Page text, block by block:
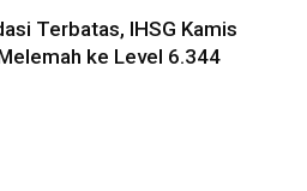
Terbatas, IHSG Kamis
ke Level 6.344